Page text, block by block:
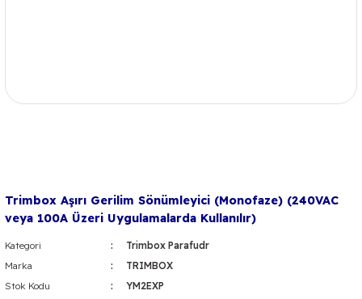
Trimbox Aşırı Gerilim Sönümleyici (Monofaze) (240VAC
veya 100A Üzeri Uygulamalarda Kullanılır)
Kategori
Trimbox Parafudr
Marka
TRIMBOX
Stok Kodu
YM2EXP